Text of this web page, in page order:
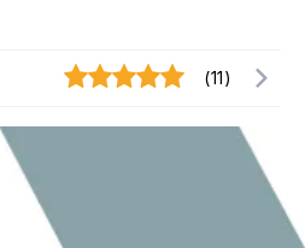
(11)